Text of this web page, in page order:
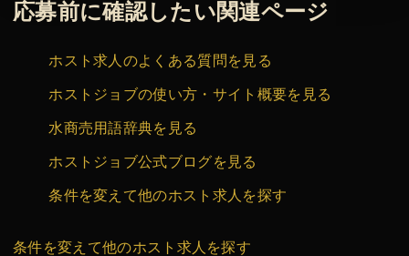
応募前に確認したい関連ページ
ホスト求人のよくある質問を見る
ホストジョブの使い方・サイト概要を見る
水商売用語辞典を見る
ホストジョブ公式ブログを見る
条件を変えて他のホスト求人を探す
条件を変えて他のホスト求人を探す